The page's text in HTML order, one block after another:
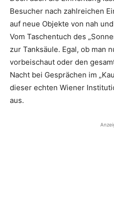
Besucher nach zahlreichen
auf neue Objekte von nah
Vom Taschentuch des
zur Tanksäule. Egal, ob man
vorbeischaut oder den
Nacht bei Gesprächen im
dieser echten Wiener
aus.